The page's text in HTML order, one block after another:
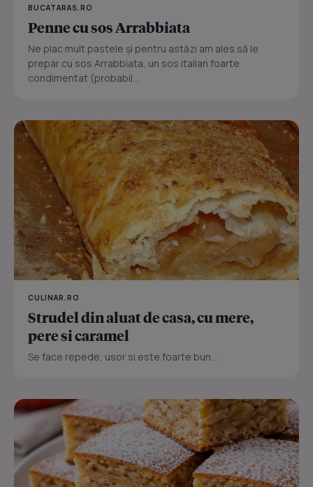
BUCATARAS.RO
Penne cu sos Arrabbiata
Ne plac mult pastele și pentru astăzi am ales să le
prepar cu sos Arrabbiata, un sos italian foarte
condimentat (probabil...
CULINAR.RO
Strudel din aluat de casa, cu mere,
pere si caramel
Se face repede, usor si este foarte bun...